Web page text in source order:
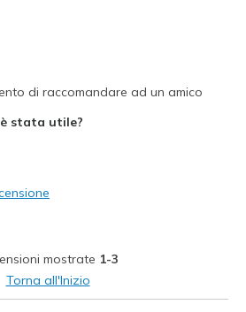
di raccomandare ad un amico
stata utile?
mostrate 1-3
Torna all'Inizio